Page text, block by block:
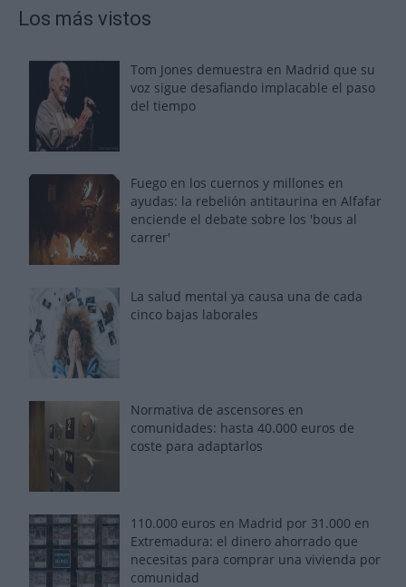
Los más vistos
Tom Jones demuestra en Madrid que su
voz sigue desafiando implacable el paso
del tiempo
Fuego en los cuernos y millones en
ayudas: la rebelión antitaurina en Alfafar
enciende el debate sobre los 'bous al
carrer'
La salud mental ya causa una de cada
cinco bajas laborales
Normativa de ascensores en
comunidades: hasta 40.000 euros de
coste para adaptarlos
110.000 euros en Madrid por 31.000 en
Extremadura: el dinero ahorrado que
necesitas para comprar una vivienda por
comunidad